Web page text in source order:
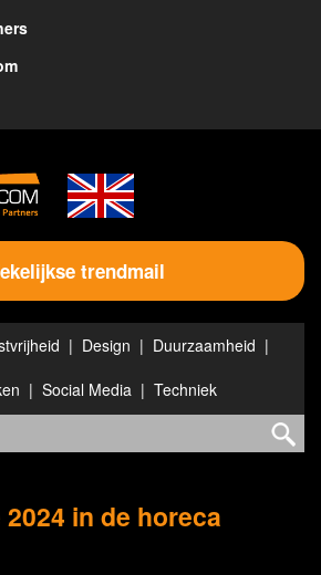
trendmail
Design
Duurzaamheid
Social Media Techniek
in de horeca